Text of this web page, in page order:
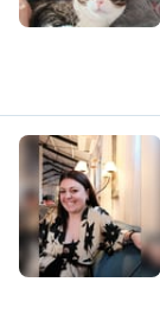
F